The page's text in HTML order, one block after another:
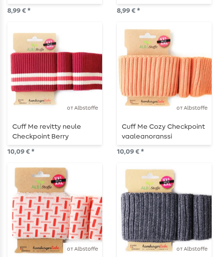
8,99 € *
kimallus
8,99 € *
от Albstoffe
Cuff Me revitty neule
Checkpoint Berry
Valkoinen
10,09 € *
от Albstoffe
Cuff Me Cozy Checkpoint
vaaleanoranssi
10,09 € *
от Albstoffe от Albstoffe